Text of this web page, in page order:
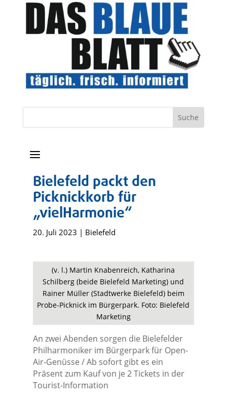
a
Bielefeld packt den
Picknickkorb für
„vielHarmonie“
20. Juli 2023 | Bielefeld
(v. l.) Martin Knabenreich, Katharina
Schilberg (beide Bielefeld Marketing) und
Rainer Müller (Stadtwerke Bielefeld) beim
Probe-Picknick im Bürgerpark. Foto: Bielefeld
Marketing
An zwei Abenden sorgen die Bielefelder
Philharmoniker im Bürgerpark für Open-
Air-Genüsse / Ab sofort gibt es ein
Präsent zum Kauf von je 2 Tickets in der
Tourist-Information